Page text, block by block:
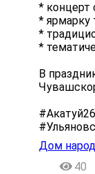
* концерт
* ярмарку
*
*
В
Дом
40